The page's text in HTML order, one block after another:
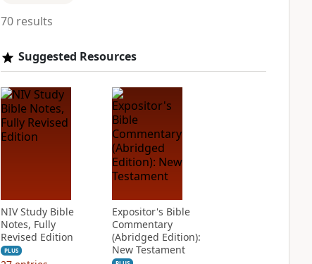
70 results
Suggested Resources
NIV Study Bible
Notes, Fully
Revised Edition
PLUS
Expositor's Bible
Commentary
(Abridged Edition):
New Testament